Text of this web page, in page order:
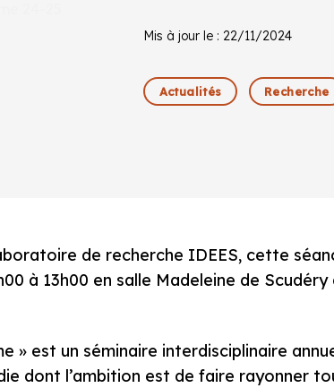
Mis à jour le : 22/11/2024
Actualités Recherche
de recherche IDEES, cette
à 13h00 en salle Madeleine de
» est un séminaire interdisciplinaire
dont l’ambition est de faire rayonner